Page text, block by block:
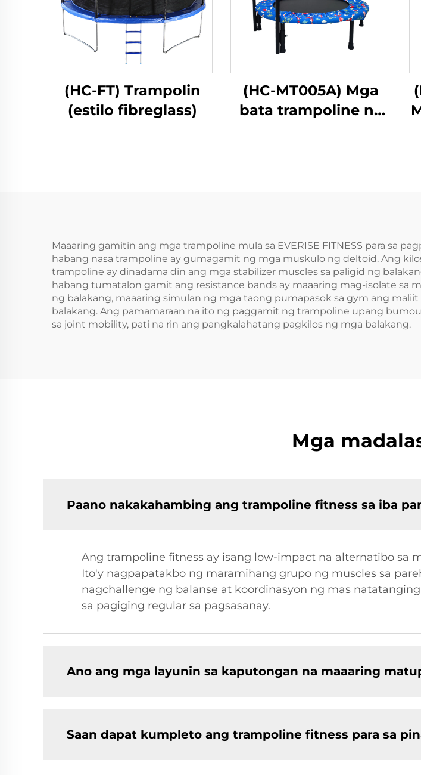
(HC-FT) Trampolin
(estilo fibreglass)
(HC-MT005A) Mga
bata trampoline na
Maaaring gamitin ang mga trampoline mula sa EVERISE FITNESS para sa
habang nasa trampoline ay gumagamit ng mga muskulo ng deltoid. Ang
trampoline ay dinadama din ang mga stabilizer muscles sa paligid ng
habang tumatalon gamit ang resistance bands ay maaaring mag-isolate sa
ng balakang, maaaring simulan ng mga taong pumapasok sa gym ang
balakang. Ang pamamaraan na ito ng paggamit ng trampoline upang
sa joint mobility, pati na rin ang pangkalahatang pagkilos ng mga balakang.
Mga
Paano nakakahambing ang trampoline fitness sa iba
Ang trampoline fitness ay isang low-impact na alternatibo sa
Ito'y nagpapatakbo ng maramihang grupo ng muscles sa
nagchallenge ng balanse at koordinasyon ng mas
sa pagiging regular sa pagsasanay.
Ano ang mga layunin sa kaputongan na maaaring
Saan dapat kumpleto ang trampoline fitness para sa